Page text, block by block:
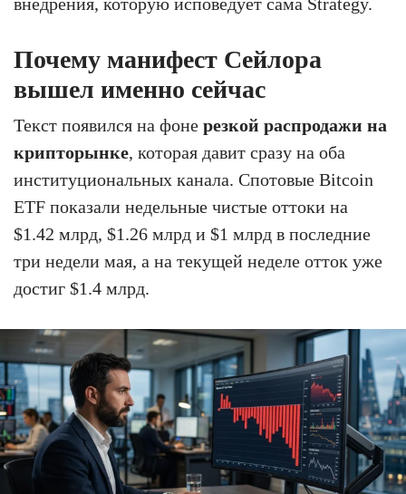
Почему манифест Сейлора
вышел именно сейчас
Текст появился на фоне резкой распродажи на
крипторынке, которая давит сразу на оба
институциональных канала. Спотовые Bitcoin
ETF показали недельные чистые оттоки на
$1.42 млрд, $1.26 млрд и $1 млрд в последние
три недели мая, а на текущей неделе отток уже
достиг $1.4 млрд.